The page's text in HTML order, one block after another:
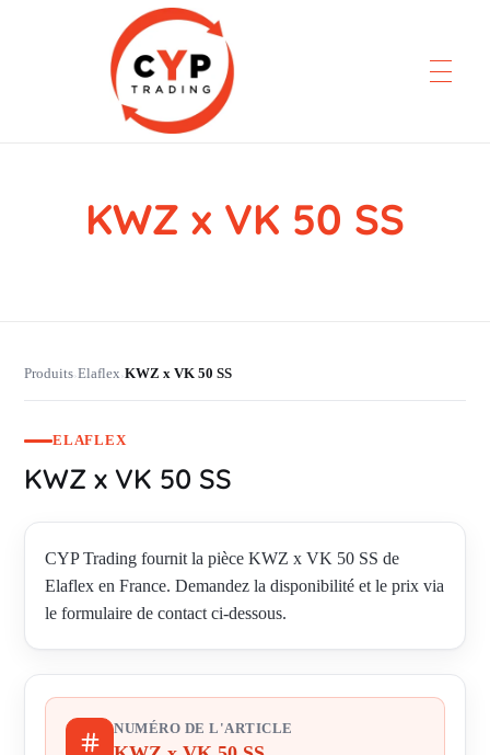
CYP Trading
Professionelle Ersatzteilbeschaffung
KWZ x VK 50 SS
Produits›Elaflex›KWZ x VK 50 SS
ELAFLEX
KWZ x VK 50 SS
CYP Trading fournit la pièce KWZ x VK 50 SS de
Elaflex en France. Demandez la disponibilité et le prix via
le formulaire de contact ci-dessous.
NUMÉRO DE L'ARTICLE